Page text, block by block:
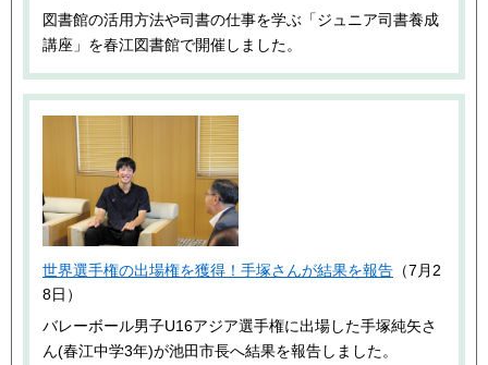
図書館の活用方法や司書の仕事を学ぶ「ジュニア司書養成
講座」を春江図書館で開催しました。
世界選手権の出場権を獲得！手塚さんが結果を報告 （7月2
8日）
バレーボール男子U16アジア選手権に出場した手塚純矢さ
ん(春江中学3年)が池田市長へ結果を報告しました。